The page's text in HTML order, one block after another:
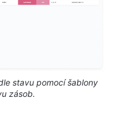
stavu pomocí šablony
zásob.